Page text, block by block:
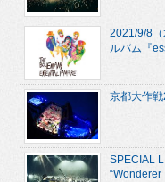
2021/9/8（
ルバム『
京都大作
SPECIAL
“Wonderer